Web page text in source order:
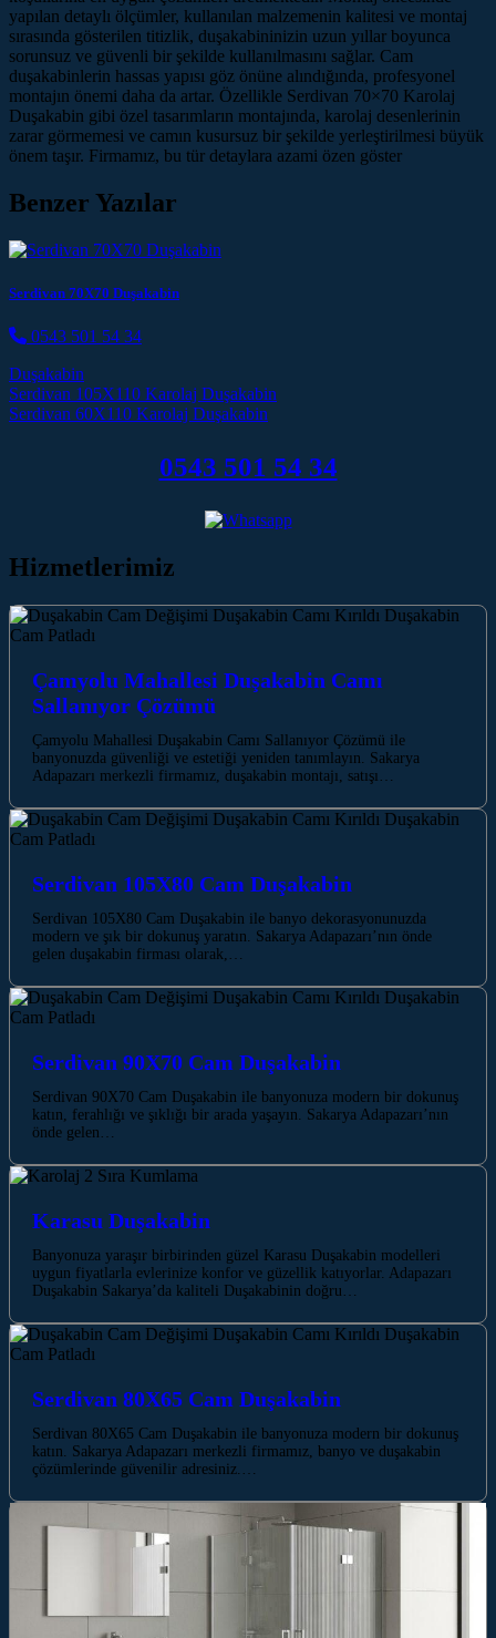
yapılan detaylı ölçümler, kullanılan malzemenin kalitesi ve montaj
sırasında gösterilen titizlik, duşakabininizin uzun yıllar boyunca
sorunsuz ve güvenli bir şekilde kullanılmasını sağlar. Cam
duşakabinlerin hassas yapısı göz önüne alındığında, profesyonel
montajın önemi daha da artar. Özellikle Serdivan 70×70 Karolaj
Duşakabin gibi özel tasarımların montajında, karolaj desenlerinin
zarar görmemesi ve camın kusursuz bir şekilde yerleştirilmesi büyük
önem taşır. Firmamız, bu tür detaylara azami özen göster
Benzer Yazılar
Serdivan 70X70 Duşakabin
0543 501 54 34
Duşakabin
Post navigation
Serdivan 105X110 Karolaj Duşakabin
Serdivan 60X110 Karolaj Duşakabin
0543 501 54 34
Hizmetlerimiz
Çamyolu Mahallesi Duşakabin Camı
Sallanıyor Çözümü
Çamyolu Mahallesi Duşakabin Camı Sallanıyor Çözümü ile
banyonuzda güvenliği ve estetiği yeniden tanımlayın. Sakarya
Adapazarı merkezli firmamız, duşakabin montajı, satışı…
Serdivan 105X80 Cam Duşakabin
Serdivan 105X80 Cam Duşakabin ile banyo dekorasyonunuzda
modern ve şık bir dokunuş yaratın. Sakarya Adapazarı’nın önde
gelen duşakabin firması olarak,…
Serdivan 90X70 Cam Duşakabin
Serdivan 90X70 Cam Duşakabin ile banyonuza modern bir dokunuş
katın, ferahlığı ve şıklığı bir arada yaşayın. Sakarya Adapazarı’nın
önde gelen…
Karasu Duşakabin
Banyonuza yaraşır birbirinden güzel Karasu Duşakabin modelleri
uygun fiyatlarla evlerinize konfor ve güzellik katıyorlar. Adapazarı
Duşakabin Sakarya’da kaliteli Duşakabinin doğru…
Serdivan 80X65 Cam Duşakabin
Serdivan 80X65 Cam Duşakabin ile banyonuza modern bir dokunuş
katın. Sakarya Adapazarı merkezli firmamız, banyo ve duşakabin
çözümlerinde güvenilir adresiniz.…